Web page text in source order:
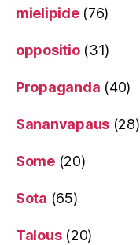
mielipide(76)
oppositio(31)
Propaganda (40)
Sananvapaus (28)
Some(20)
Sota (65)
Talous(20)